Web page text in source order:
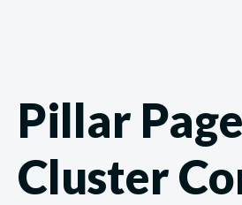
Pillar
Cluster